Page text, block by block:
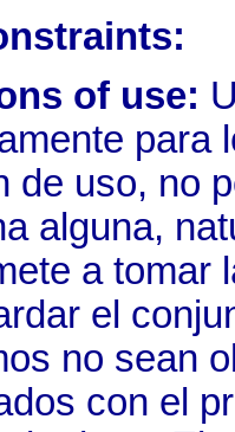
of use:
para
de uso, no
alguna,
a tomar
el
no sean
con el